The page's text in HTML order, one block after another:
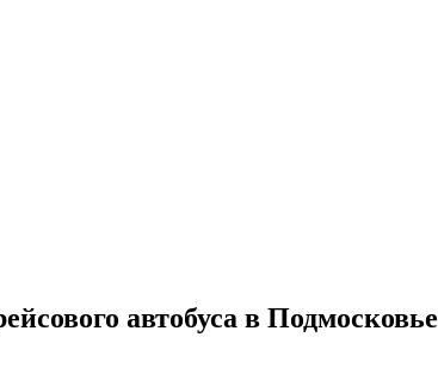
автобуса в Подмосковье